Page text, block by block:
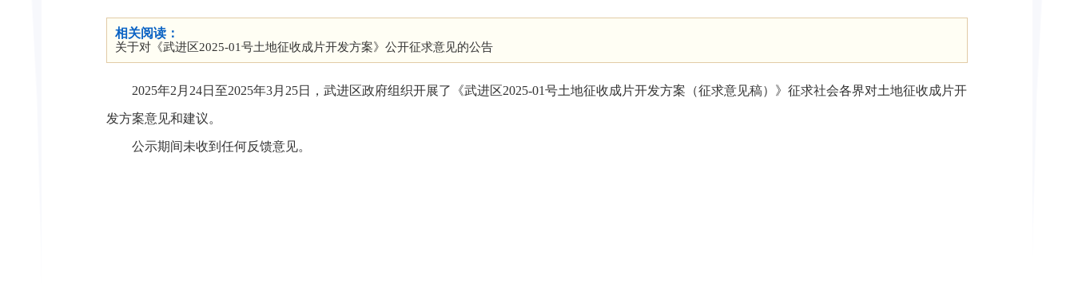
相关阅读：
关于对《武进区2025-01号土地征收成片开发方案》公开征求意见的公告
2025年2月24日至2025年3月25日，武进区政府组织开展了《武进区2025-01号土地征收成片开发方案（征求意见稿）》征求社会各界对土地征收成片开
发方案意见和建议。
公示期间未收到任何反馈意见。